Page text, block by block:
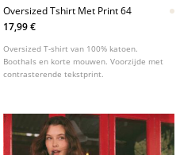
Oversized Tshirt Met Print 64
17,99 €
Oversized T-shirt van 100% katoen.
Boothals en korte mouwen. Voorzijde met
contrasterende tekstprint.